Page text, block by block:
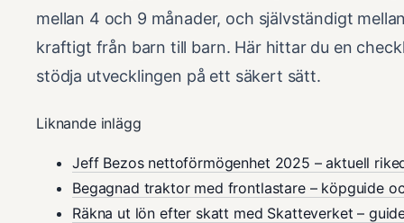
mellan 4 och 9 månader, och självständigt
kraftigt från barn till barn. Här hittar du en
stödja utvecklingen på ett säkert sätt.
Liknande inlägg
Jeff Bezos nettoförmögenhet 2025 – aktuell
Begagnad traktor med frontlastare – köpguide
Räkna ut lön efter skatt med Skatteverket –